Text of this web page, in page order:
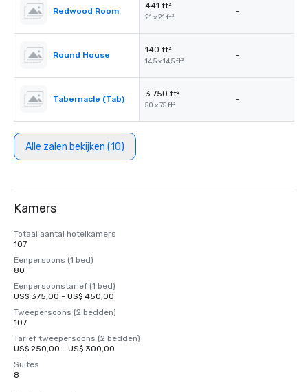
Redwood Room
441 ft²
21 x 21 ft²
-
Round House
140 ft²
14,5 x 14,5 ft²
-
Tabernacle (Tab)
3.750 ft²
50 x 75 ft²
-
Alle zalen bekijken (10)
Kamers
Totaal aantal hotelkamers
107
Eenpersoons (1 bed)
80
Eenpersoonstarief (1 bed)
US$ 375,00 - US$ 450,00
Tweepersoons (2 bedden)
107
Tarief tweepersoons (2 bedden)
US$ 250,00 - US$ 300,00
Suites
8